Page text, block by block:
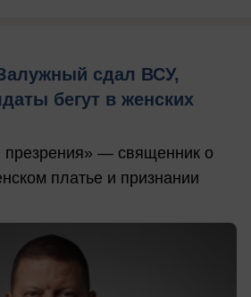
сдал ВСУ,
бегут в женских
презрения» — священник о
платье и признании